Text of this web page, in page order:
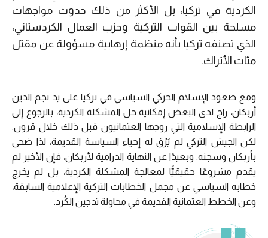
الكردية في تركيا، بل الأكثر من ذلك حدوث مواجهات
مسلحة بين القوات التركية وحزب العمال الكردستاني،
الذي تصنفه تركيا بأنه منظمة إرهابية مسؤولة عن مقتل
مئات الأتراك.
ومع صعود الإسلام الحركي السياسي في تركيا على يد نجم الدين
أربكان، راج لدى البعض إمكانية حل المشكلة الكردية، بالرجوع إلى
الرابطة الإسلامية التي روجها العثمانيون قبل ذلك خلال قرون.
لكن الجيش التركي لم يَرُق له إحياء السياسة القديمة، لذا ضحى
بأربكان وسجنه. وبعيدًا عن النهاية الدرامية لأربكان، فإن الأخير لم
يقدم مشروعًا حقيقيًّا لمعالجة المشكلة الكردية، بل لم يخرج
خطابه السياسي عن مجمل الخطابات التركية الإعلامية السابقة،
وعن الخطط العثمانية القديمة في محاولة تدجين الكُرد.